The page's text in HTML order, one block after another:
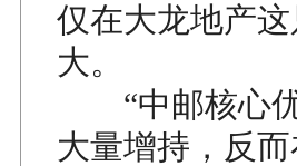
仅在大龙地产
大。
“中邮核心优
大量增持，反